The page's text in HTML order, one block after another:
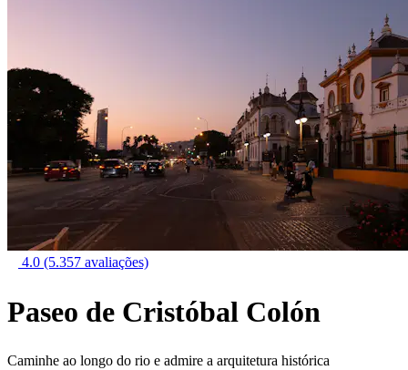
4.0 (5.357 avaliações)
Paseo de Cristóbal Colón
Caminhe ao longo do rio e admire a arquitetura histórica